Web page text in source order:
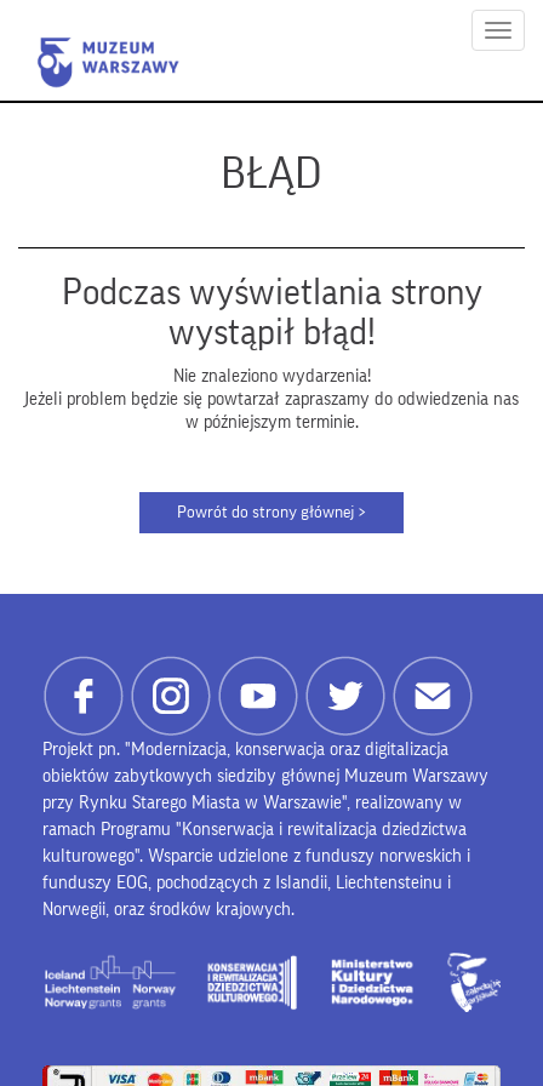
Menu
BŁĄD
Podczas wyświetlania strony
wystąpił błąd!
Nie znaleziono wydarzenia!
Jeżeli problem będzie się powtarzał zapraszamy do odwiedzenia nas
w późniejszym terminie.
Projekt pn. "Modernizacja, konserwacja oraz digitalizacja
obiektów zabytkowych siedziby głównej Muzeum Warszawy
przy Rynku Starego Miasta w Warszawie", realizowany w
ramach Programu "Konserwacja i rewitalizacja dziedzictwa
kulturowego". Wsparcie udzielone z funduszy norweskich i
funduszy EOG, pochodzących z Islandii, Liechtensteinu i
Norwegii, oraz środków krajowych.